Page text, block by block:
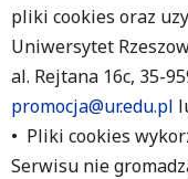
pliki cookies oraz
Uniwersytet
al. Rejtana 16c, 35-
promocja@ur.edu.pl
• Pliki cookies
Serwisu nie